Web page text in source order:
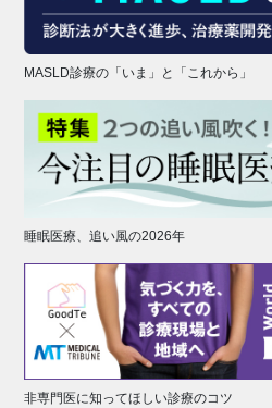
MASLD診療の「いま」と「これから」
睡眠医療、追い風の2026年
非専門医に知ってほしい診療のコツ